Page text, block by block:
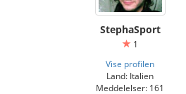
StephaSport
1
Vise profilen
Land: Italien
Meddelelser: 161